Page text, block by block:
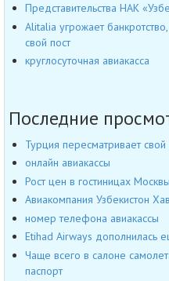
Представительства НАК
Alitalia угрожает
свой пост
круглосуточная авиакасса
Последние
Турция пересматривает свой
онлайн авиакассы
Рост цен в гостиницах Москвы
Авиакомпания Узбекистон
номер телефона авиакассы
Etihad Airways дополнилась
Чаще всего в салоне
паспорт